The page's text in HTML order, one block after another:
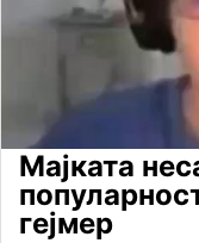
Мајката
гејмер